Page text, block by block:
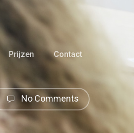
Prijzen Contact
No Comments